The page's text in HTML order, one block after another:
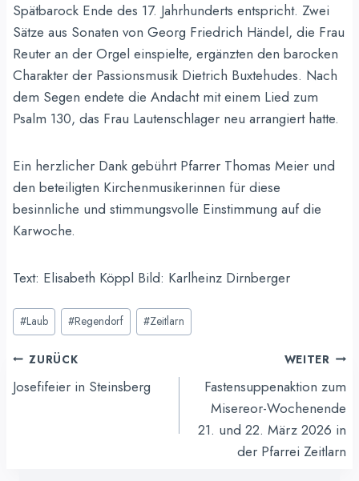
Spätbarock Ende des 17. Jahrhunderts entspricht. Zwei
Sätze aus Sonaten von Georg Friedrich Händel, die Frau
Reuter an der Orgel einspielte, ergänzten den barocken
Charakter der Passionsmusik Dietrich Buxtehudes. Nach
dem Segen endete die Andacht mit einem Lied zum
Psalm 130, das Frau Lautenschlager neu arrangiert hatte.
Ein herzlicher Dank gebührt Pfarrer Thomas Meier und
den beteiligten Kirchenmusikerinnen für diese
besinnliche und stimmungsvolle Einstimmung auf die
Karwoche.
Text: Elisabeth Köppl Bild: Karlheinz Dirnberger
Schlagworte:
#Laub #Regendorf #Zeitlarn
Beitragsnavigation
ZURÜCK
Josefifeier in Steinsberg
WEITER
Fastensuppenaktion zum
Misereor-Wochenende
21. und 22. März 2026 in
der Pfarrei Zeitlarn